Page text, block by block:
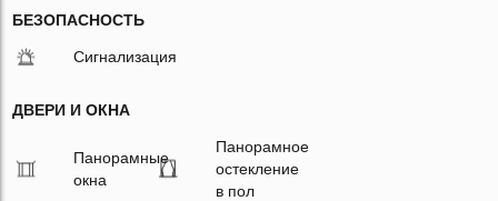
БЕЗОПАСНОСТЬ
Сигнализация
ДВЕРИ И ОКНА
Панорамные
окна
Панорамное
остекление
в пол